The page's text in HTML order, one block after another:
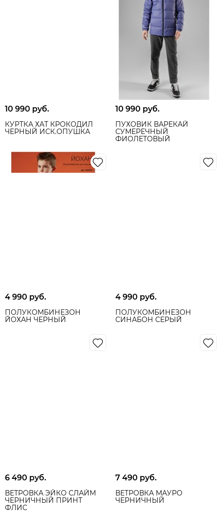
10 990 руб.
КУРТКА ХАТ КРОКОДИЛ
ЧЕРНЫЙ ИСК.ОПУШКА
10 990 руб.
ПУХОВИК ВАРЕКАЙ
СУМЕРЕЧНЫЙ
ФИОЛЕТОВЫЙ
4 990 руб.
ПОЛУКОМБИНЕЗОН
ЙОХАН ЧЕРНЫЙ
4 990 руб.
ПОЛУКОМБИНЕЗОН
СИНАБОН СЕРЫЙ
6 490 руб.
ВЕТРОВКА ЭЙКО СЛАЙМ
ЧЕРНИЧНЫЙ ПРИНТ
ФЛИС
7 490 руб.
ВЕТРОВКА МАУРО
ЧЕРНИЧНЫЙ